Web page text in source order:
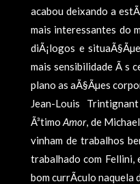
acabou deixando a
mais interessantes do
diÃ¡logos e
mais sensibilidade Ã s
plano as aÃ§Ãµes
Jean-Louis
Ã³timoAmor, de
vinham de trabalhos
trabalhado com Fellini,
bom currÃ­culo naquela